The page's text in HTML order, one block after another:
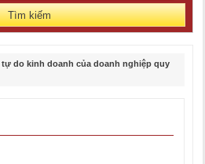
Tìm kiếm
tự do kinh doanh của doanh nghiệp quy